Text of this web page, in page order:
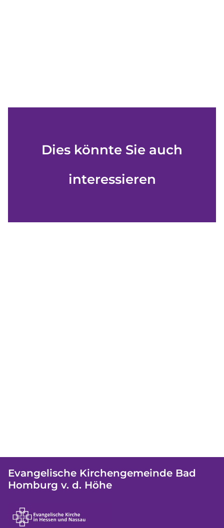
Dies könnte Sie auch
interessieren
Evangelische Kirchengemeinde Bad
Homburg v. d. Höhe